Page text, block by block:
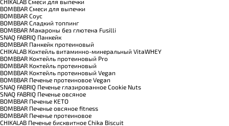
BOMBBAR Смеси для выпечки
BOMBBAR Соус
BOMBBAR Сладкий топпинг
BOMBBAR Макароны без глютена Fusilli
SNAQ FABRIQ Панкейк
BOMBBAR Панкейк протеиновый
CHIKALAB Коктейль витаминно-минеральный VitaWHEY
BOMBBAR Коктейль протеиновый Pro
BOMBBAR Коктейль протеиновый
BOMBBAR Коктейль протеиновый Vegan
BOMBBAR Печенье протеиновое Vegan
SNAQ FABRIQ Печенье глазированное Cookie Nuts
SNAQ FABRIQ Печенье овсяное
BOMBBAR Печенье KETO
BOMBBAR Печенье овсяное fitness
BOMBBAR Печенье протеиновое
CHIKALAB Печенье бисквитное Chika Biscuit